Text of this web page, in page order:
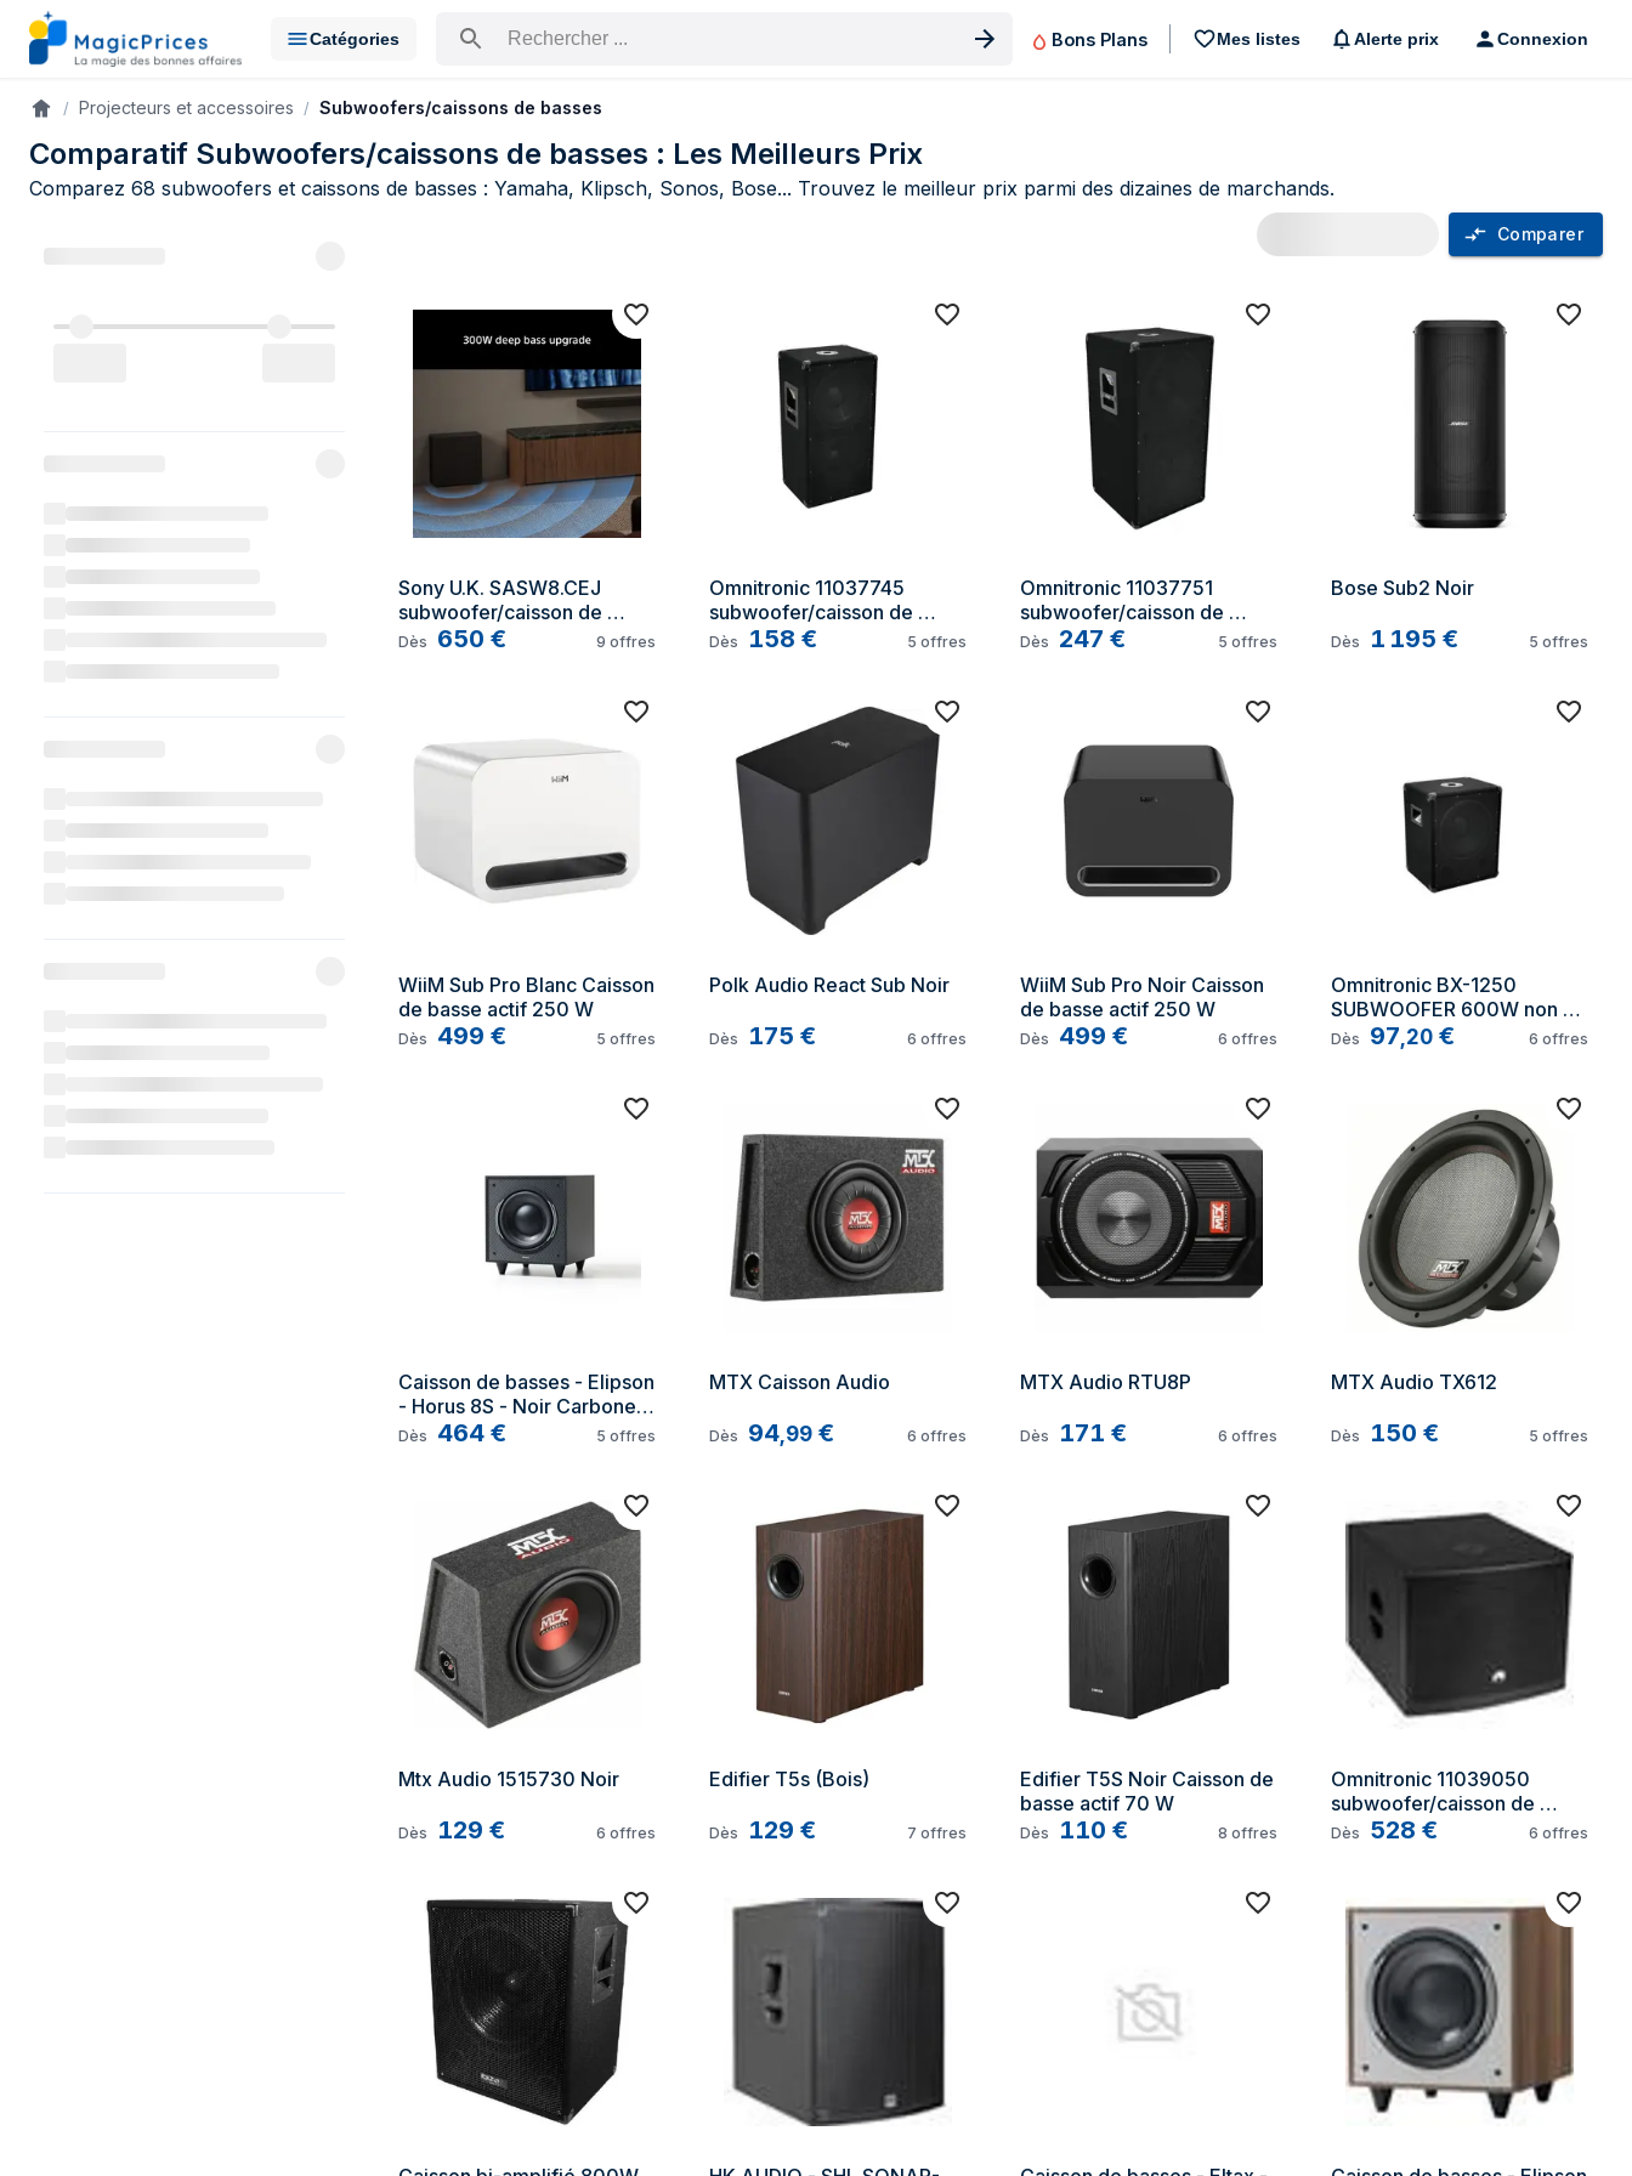
Catégories
Rechercher un produit
Bons Plans Mes listes Alerte prix Connexion
AccueilProjecteurs et accessoires Subwoofers/caissons de basses
Comparatif Subwoofers/caissons de basses : Les Meilleurs Prix
Comparez 68 subwoofers et caissons de basses : Yamaha, Klipsch, Sonos, Bose... Trouvez le meilleur prix parmi des dizaines de marchands.
Comparer
Comparateur de prix Subwoofers/caissons de basses
Sony U.K. SASW8.CEJ
subwoofer/caisson de
basses Noir Caisson de
Dès 650 € 9 offres
Omnitronic 11037745
subwoofer/caisson de
basses Noir Caisson de
Dès 158 € 5 offres
Omnitronic 11037751
subwoofer/caisson de
basses Noir Caisson de
Dès 247 € 5 offres
Bose Sub2 Noir
Dès 1 195 € 5 offres
WiiM Sub Pro Blanc Caisson
de basse actif 250 W
Dès 499 € 5 offres
Polk Audio React Sub Noir
Dès 175 € 6 offres
WiiM Sub Pro Noir Caisson
de basse actif 250 W
Dès 499 € 6 offres
Omnitronic BX-1250
SUBWOOFER 600W non
classé
Dès 97,20 € 6 offres
Caisson de basses - Elipson
- Horus 8S - Noir Carbone -
150 W RMS - Haut-parleur
Dès 464 € 5 offres
MTX Caisson Audio
Dès 94,99 € 6 offres
MTX Audio RTU8P
Dès 171 € 6 offres
MTX Audio TX612
Dès 150 € 5 offres
Mtx Audio 1515730 Noir
Dès 129 € 6 offres
Edifier T5s (Bois)
Dès 129 € 7 offres
Edifier T5S Noir Caisson de
basse actif 70 W
Dès 110 € 8 offres
Omnitronic 11039050
subwoofer/caisson de
basses Noir Caisson de
Dès 528 € 6 offres